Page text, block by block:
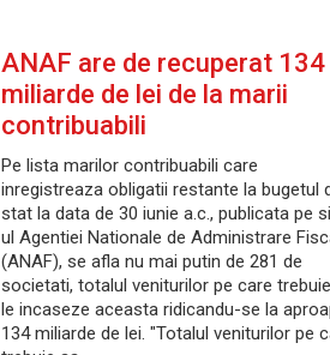
ANAF are de recuperat 134
miliarde de lei de la marii
contribuabili
Pe lista marilor contribuabili care
inregistreaza obligatii restante la bugetul
stat la data de 30 iunie a.c., publicata pe
ul Agentiei Nationale de Administrare
(ANAF), se afla nu mai putin de 281 de
societati, totalul veniturilor pe care
le incaseze aceasta ridicandu-se la
134 miliarde de lei. "Totalul veniturilor pe